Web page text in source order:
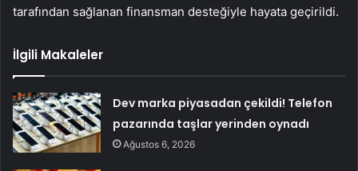
tarafından sağlanan finansman desteğiyle hayata geçirildi.
İlgili Makaleler
Dev marka piyasadan çekildi! Telefon
pazarında taşlar yerinden oynadı
Ağustos 6, 2026